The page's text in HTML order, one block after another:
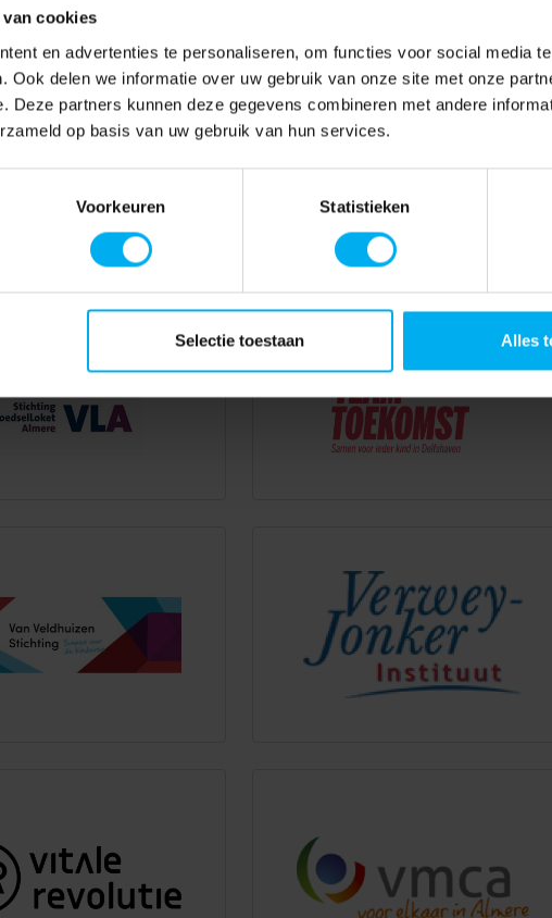
cookies
en advertenties te personaliseren, om functies voor social media
Ook delen we informatie over uw gebruik van onze site met onze
Deze partners kunnen deze gegevens combineren met andere
op basis van uw gebruik van hun services.
Voorkeuren Statistieken
Selectie toestaan Alles